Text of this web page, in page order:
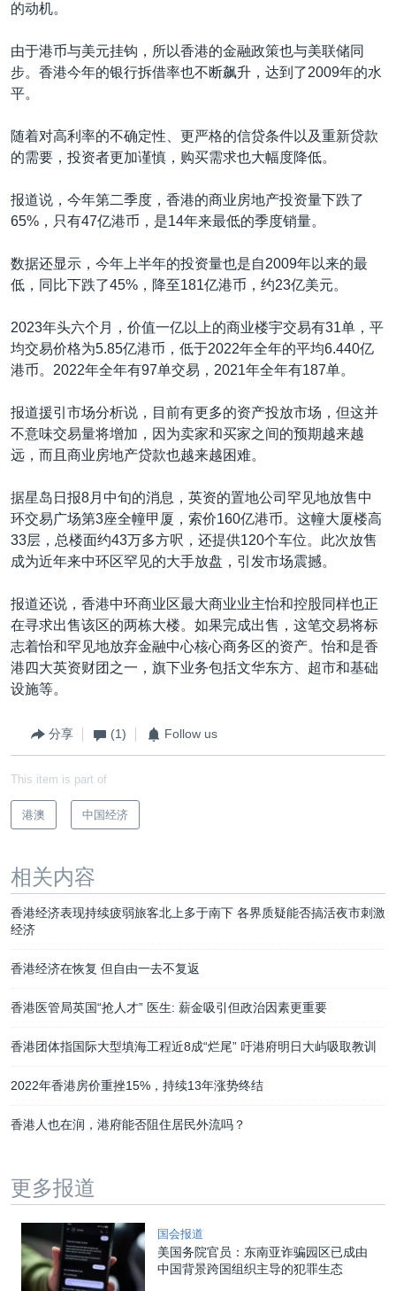
的动机。
由于港币与美元挂钩，所以香港的金融政策也与美联储同
步。香港今年的银行拆借率也不断飙升，达到了2009年的水
平。
随着对高利率的不确定性、更严格的信贷条件以及重新贷款
的需要，投资者更加谨慎，购买需求也大幅度降低。
报道说，今年第二季度，香港的商业房地产投资量下跌了
65%，只有47亿港币，是14年来最低的季度销量。
数据还显示，今年上半年的投资量也是自2009年以来的最
低，同比下跌了45%，降至181亿港币，约23亿美元。
2023年头六个月，价值一亿以上的商业楼宇交易有31单，平
均交易价格为5.85亿港币，低于2022年全年的平均6.440亿
港币。2022年全年有97单交易，2021年全年有187单。
报道援引市场分析说，目前有更多的资产投放市场，但这并
不意味交易量将增加，因为卖家和买家之间的预期越来越
远，而且商业房地产贷款也越来越困难。
据星岛日报8月中旬的消息，英资的置地公司罕见地放售中
环交易广场第3座全幢甲厦，索价160亿港币。这幢大厦楼高
33层，总楼面约43万多方呎，还提供120个车位。此次放售
成为近年来中环区罕见的大手放盘，引发市场震撼。
报道还说，香港中环商业区最大商业业主怡和控股同样也正
在寻求出售该区的两栋大楼。如果完成出售，这笔交易将标
志着怡和罕见地放弃金融中心核心商务区的资产。怡和是香
港四大英资财团之一，旗下业务包括文华东方、超市和基础
设施等。
分享 (1) Follow us
This item is part of
港澳 中国经济
相关内容
香港经济表现持续疲弱旅客北上多于南下 各界质疑能否搞活夜市刺激
经济
香港经济在恢复 但自由一去不复返
香港医管局英国“抢人才” 医生: 薪金吸引但政治因素更重要
香港团体指国际大型填海工程近8成“烂尾” 吁港府明日大屿吸取教训
2022年香港房价重挫15%，持续13年涨势终结
香港人也在润，港府能否阻住居民外流吗？
更多报道
国会报道
美国务院官员：东南亚诈骗园区已成由
中国背景跨国组织主导的犯罪生态